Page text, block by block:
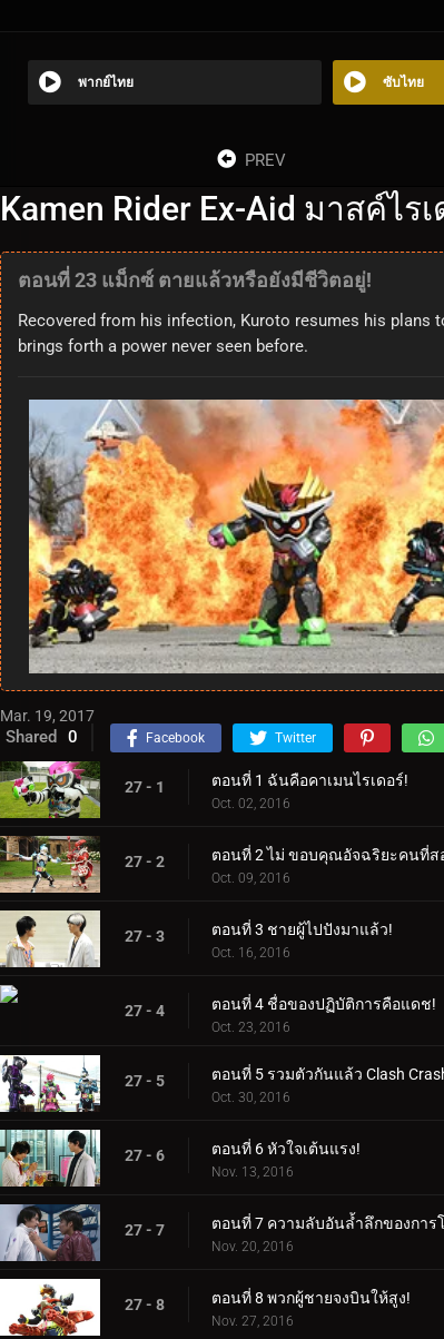
พากย์ไทย ซับไทย
PREV
Kamen Rider Ex-Aid มาสค์ไร
ตอนที่ 23 แม็กซ์ ตายแล้วหรือยังมีชีวิตอยู่!
Recovered from his infection, Kuroto resumes his plans
brings forth a power never seen before.
Mar. 19, 2017
Shared 0 Facebook Twitter
27 - 1 ตอนที่ 1 ฉันคือคาเมนไรเดอร์!
Oct. 02, 2016
27 - 2 ตอนที่ 2 ไม่ ขอบคุณอัจฉริยะคนที่ส
Oct. 09, 2016
27 - 3 ตอนที่ 3 ชายผู้ไปปังมาแล้ว!
Oct. 16, 2016
27 - 4 ตอนที่ 4 ชื่อของปฏิบัติการคือแดช!
Oct. 23, 2016
27 - 5 ตอนที่ 5 รวมตัวกันแล้ว Clash
Oct. 30, 2016
27 - 6 ตอนที่ 6 หัวใจเต้นแรง!
Nov. 13, 2016
27 - 7 ตอนที่ 7 ความลับอันล้ำลึกของการ
Nov. 20, 2016
27 - 8 ตอนที่ 8 พวกผู้ชายจงบินให้สูง!
Nov. 27, 2016